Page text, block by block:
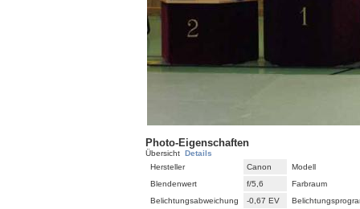
Photo-Eigenschaften
Übersicht Details
Hersteller
Canon
Modell
Blendenwert
f/5,6
Farbraum
Belichtungsabweichung
-0,67 EV